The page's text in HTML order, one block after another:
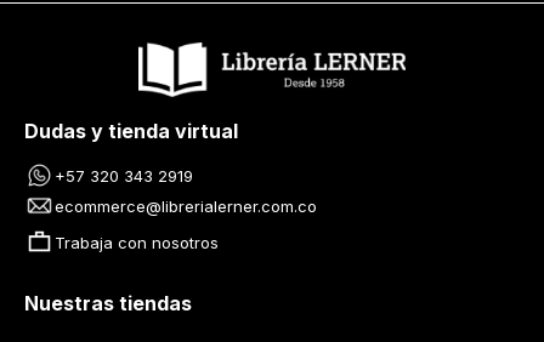
Dudas y tienda virtual
+57 320 343 2919
ecommerce@librerialerner.com.co
Trabaja con nosotros
Nuestras tiendas